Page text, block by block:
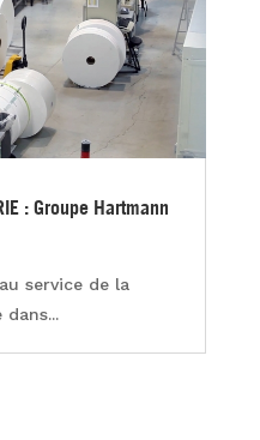
: Groupe Hartmann
service de la